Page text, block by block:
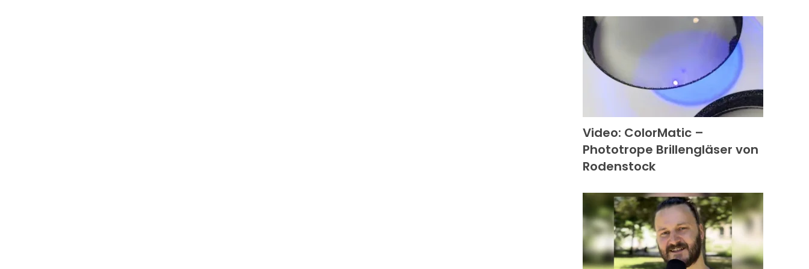
Video: ColorMatic –
Phototrope Brillengläser von
Rodenstock